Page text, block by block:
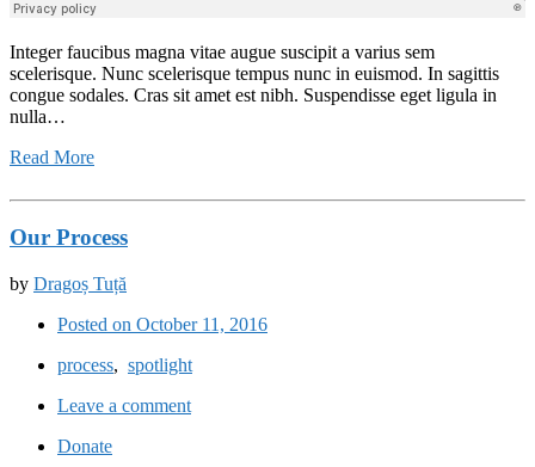
Integer faucibus magna vitae augue suscipit a varius sem
scelerisque. Nunc scelerisque tempus nunc in euismod. In sagittis
congue sodales. Cras sit amet est nibh. Suspendisse eget ligula in
nulla…
Read More
Our Process
by Dragoș Tuță
Posted on October 11, 2016
process, spotlight
Leave a comment
Donate